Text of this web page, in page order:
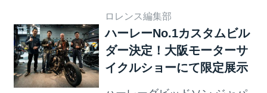
り続けた名店だそうです
が・・・どんなお店なんでし
ょう？
ロレンス編集部
ハーレーNo.1カスタムビル
ダー決定！大阪モーターサ
イクルショーにて限定展示